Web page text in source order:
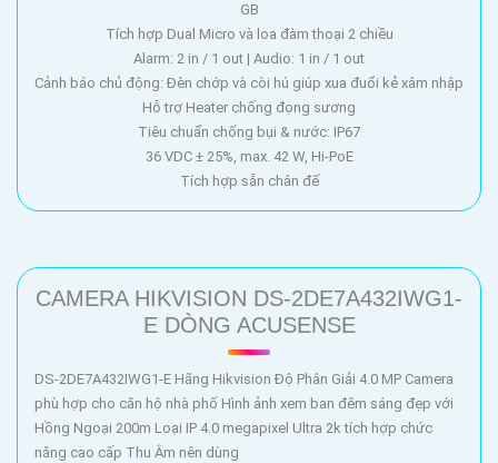
GB
Tích hợp Dual Micro và loa đàm thoại 2 chiều
Alarm: 2 in / 1 out | Audio: 1 in / 1 out
Cảnh báo chủ động: Đèn chớp và còi hú giúp xua đuổi kẻ xâm nhập
Hỗ trợ Heater chống đọng sương
Tiêu chuẩn chống bụi & nước: IP67
36 VDC ± 25%, max. 42 W, Hi-PoE
Tích hợp sẵn chân đế
CAMERA HIKVISION DS-2DE7A432IWG1-
E DÒNG ACUSENSE
DS-2DE7A432IWG1-E Hãng Hikvision Độ Phân Giải 4.0 MP Camera
phù hợp cho căn hộ nhà phố Hình ảnh xem ban đêm sáng đẹp với
Hồng Ngoại 200m Loại IP 4.0 megapixel Ultra 2k tích hợp chức
năng cao cấp Thu Âm nên dùng